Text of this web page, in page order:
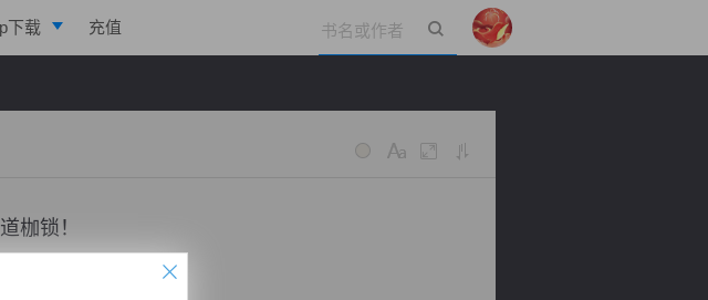
下载 充值
枷锁！
2018-12-18 00:11 字数：3040